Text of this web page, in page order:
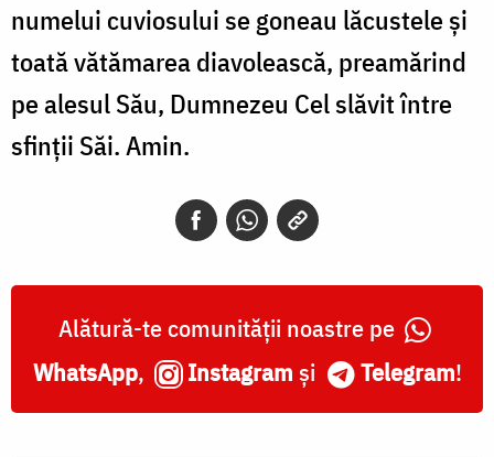
numelui cuviosului se goneau lăcustele și
toată vătămarea diavolească, preamărind
pe alesul Său, Dumnezeu Cel slăvit între
sfinții Săi. Amin.
Alătură-te comunității noastre pe
WhatsApp, Instagram și Telegram!